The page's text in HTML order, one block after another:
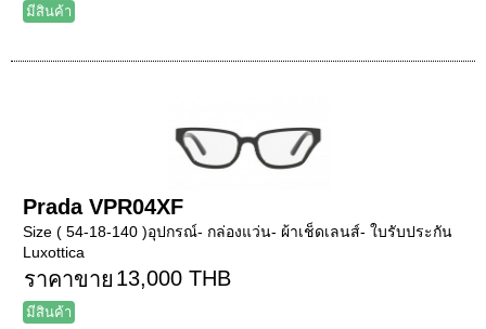
มีสินค้า
Prada VPR04XF
Size ( 54-18-140 )อุปกรณ์- กล่องแว่น- ผ้าเช็ดเลนส์- ใบรับประกัน
Luxottica
ราคาขาย 13,000 THB
มีสินค้า